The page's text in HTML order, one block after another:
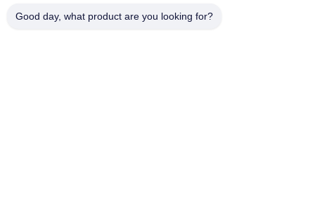
Địa chỉ
Good day, what product are you looking for?